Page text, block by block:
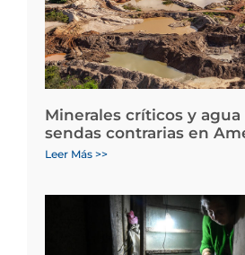
Minerales críticos y
sendas contrarias en
Leer Más >>